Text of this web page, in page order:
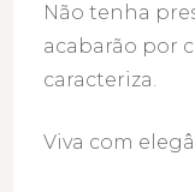
Não tenha
acabarão por
caracteriza.
Viva com